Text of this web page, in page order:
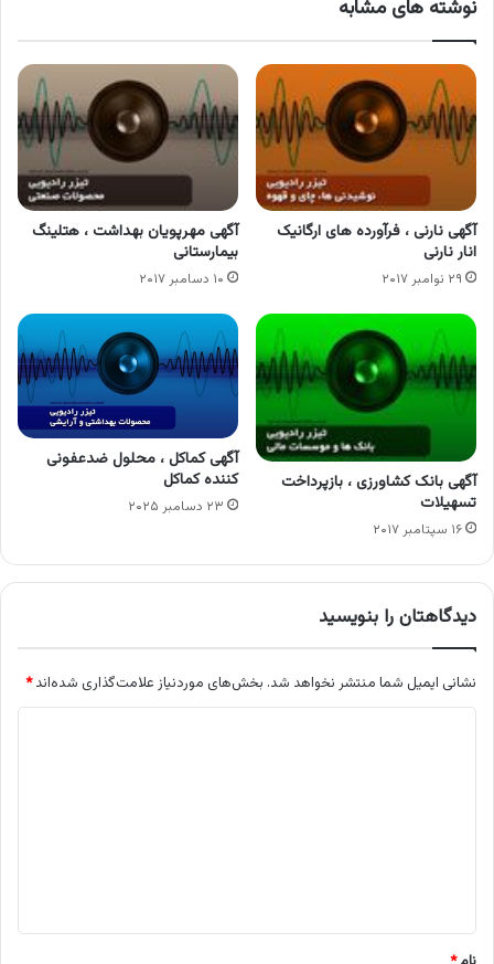
نوشته های مشابه
آگهی نارنی ، فرآورده های ارگانیک
انار نارنی
۲۹ نوامبر ۲۰۱۷
آگهی مهرپویان بهداشت ، هتلینگ
بیمارستانی
۱۰ دسامبر ۲۰۱۷
آگهی بانک کشاورزی ، بازپرداخت
تسهیلات
۱۶ سپتامبر ۲۰۱۷
آگهی کماکل ، محلول ضدعفونی
کننده کماکل
۲۳ دسامبر ۲۰۲۵
دیدگاهتان را بنویسید
نشانی ایمیل شما منتشر نخواهد شد. بخش‌های موردنیاز علامت‌گذاری شده‌اند*